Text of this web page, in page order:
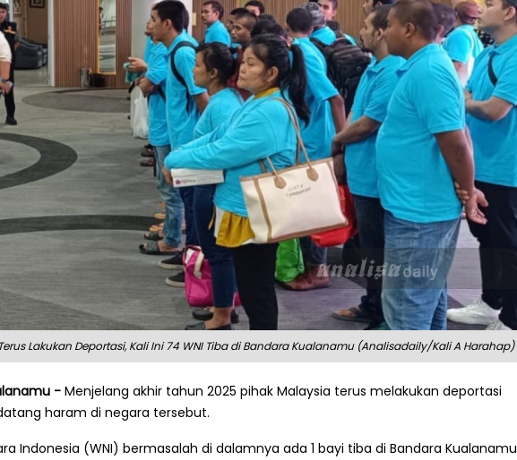
Lakukan Deportasi, Kali Ini 74 WNI Tiba di Bandara Kualanamu (Analisadaily/Kali A Harahap)
-Menjelang akhir tahun 2025 pihak Malaysia terus melakukan deportasi
haram di negara tersebut.
Indonesia (WNI) bermasalah di dalamnya ada 1 bayi tiba di Bandara Kualanamu